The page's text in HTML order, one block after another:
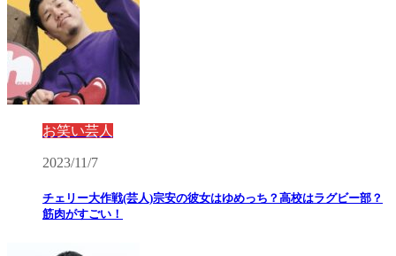
お笑い芸人
2023/11/7
チェリー大作戦(芸人)宗安の彼女はゆめっち？高校はラグビー部？
筋肉がすごい！